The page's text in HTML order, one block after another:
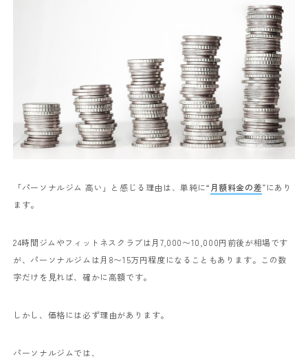
「パーソナルジム 高い」と感じる理由は、単純に“ 月額料金の差”にあり
ます。
24時間ジムやフィットネスクラブは月7,000〜10,000円前後が相場です
が、パーソナルジムは月8〜15万円程度になることもあります。この数
字だけを見れば、確かに高額です。
しかし、価格には必ず理由があります。
パーソナルジムでは、